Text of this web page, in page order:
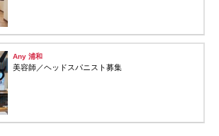
Any 浦和
美容師／ヘッドスパニスト募集